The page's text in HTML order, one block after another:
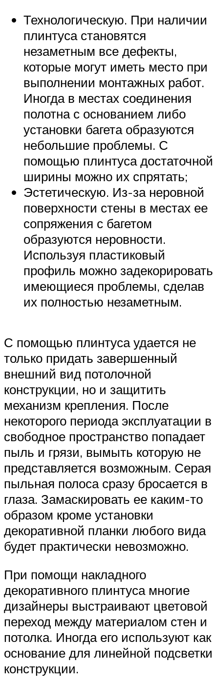
Технологическую. При наличии
плинтуса становятся
незаметным все дефекты,
которые могут иметь место при
выполнении монтажных работ.
Иногда в местах соединения
полотна с основанием либо
установки багета образуются
небольшие проблемы. С
помощью плинтуса достаточной
ширины можно их спрятать;
Эстетическую. Из-за неровной
поверхности стены в местах ее
сопряжения с багетом
образуются неровности.
Используя пластиковый
профиль можно задекорировать
имеющиеся проблемы, сделав
их полностью незаметным.
С помощью плинтуса удается не
только придать завершенный
внешний вид потолочной
конструкции, но и защитить
механизм крепления. После
некоторого периода эксплуатации в
свободное пространство попадает
пыль и грязи, вымыть которую не
представляется возможным. Серая
пыльная полоса сразу бросается в
глаза. Замаскировать ее каким-то
образом кроме установки
декоративной планки любого вида
будет практически невозможно.
При помощи накладного
декоративного плинтуса многие
дизайнеры выстраивают цветовой
переход между материалом стен и
потолка. Иногда его используют как
основание для линейной подсветки
конструкции.